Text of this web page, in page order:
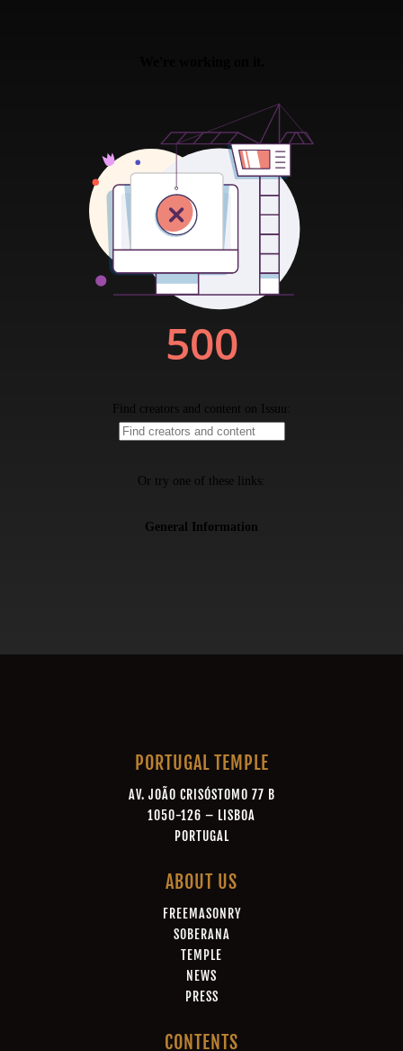
PORTUGAL TEMPLE
AV. JOÃO CRISÓSTOMO 77 B
1050-126 – LISBOA
PORTUGAL
ABOUT US
FREEMASONRY
SOBERANA
TEMPLE
NEWS
PRESS
CONTENTS